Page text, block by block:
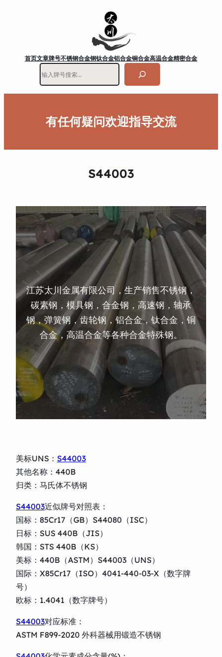
首页文章牌号不锈钢合金钢钛合金铝合金铜合金高温合金精密合金
有任何疑问欢迎指导交流
S44003
江苏太川金属有限公司，生产销售不锈钢，
碳素钢，模具钢，合金钢，高速钢，轴承
钢，弹簧钢，齿轮钢，铝合金，钛合金，铜
合金，高温合金等各种合金特殊钢。
美标UNS： S44003
其他名称：440B
归类：马氏体不锈钢
S44003近似牌号对照表：
国标：85Cr17（GB）S44080（ISC）
日标：SUS 440B（JIS）
韩国：STS 440B（KS）
美标：440B（ASTM）S44003（UNS）
国际：X85Cr17（ISO）4041-440-03-X（数字牌
号）
欧标：1.4041（数字牌号）
S44003对应标准：
ASTM F899-2020 外科器械用锻造不锈钢